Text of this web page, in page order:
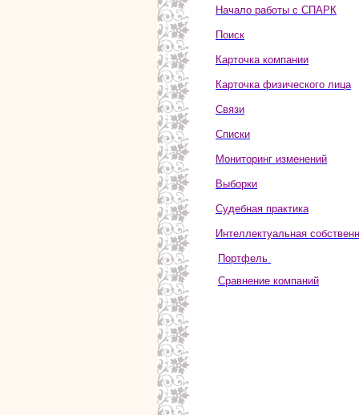
Начало работы с СПАРК
Поиск
Карточка компании
Карточка физического лица
Связи
Списки
Мониторинг изменений
Выборки
Судебная практика
Интеллектуальная
Портфель
Сравнение компаний